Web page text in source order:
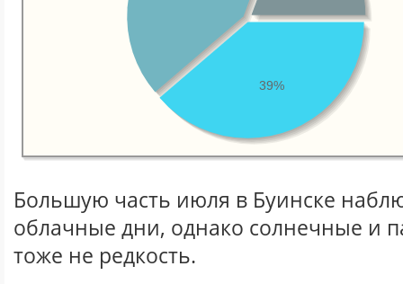
39%
Большую часть июля в Буинске
облачные дни, однако солнечные и
тоже не редкость.